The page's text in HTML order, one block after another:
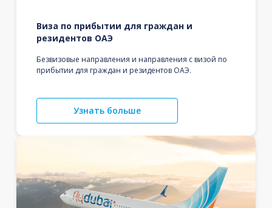
Виза по прибытии для граждан и
резидентов ОАЭ
Безвизовые направления и направления с визой по
прибытии для граждан и резидентов ОАЭ.
Узнать больше